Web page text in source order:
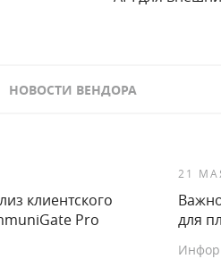
НОВОСТИ ВЕНДОРА
клиентского
Pro
21
для